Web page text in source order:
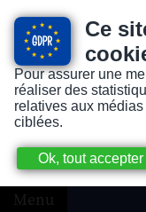
Ce
Pour assurer une
réaliser des
relatives aux
ciblées.
Version pour
Menu